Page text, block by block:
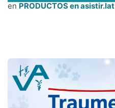
en PRODUCTOS en asistir.lat